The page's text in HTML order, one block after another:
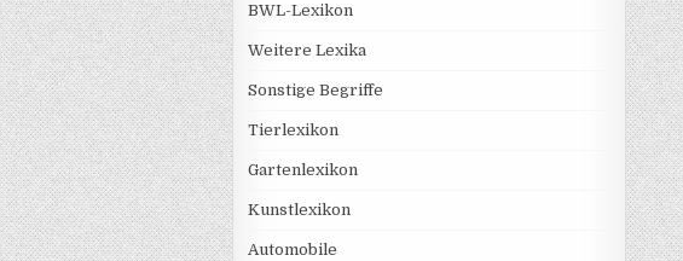
BWL-Lexikon
Weitere Lexika
Sonstige Begriffe
Tierlexikon
Gartenlexikon
Kunstlexikon
Automobile